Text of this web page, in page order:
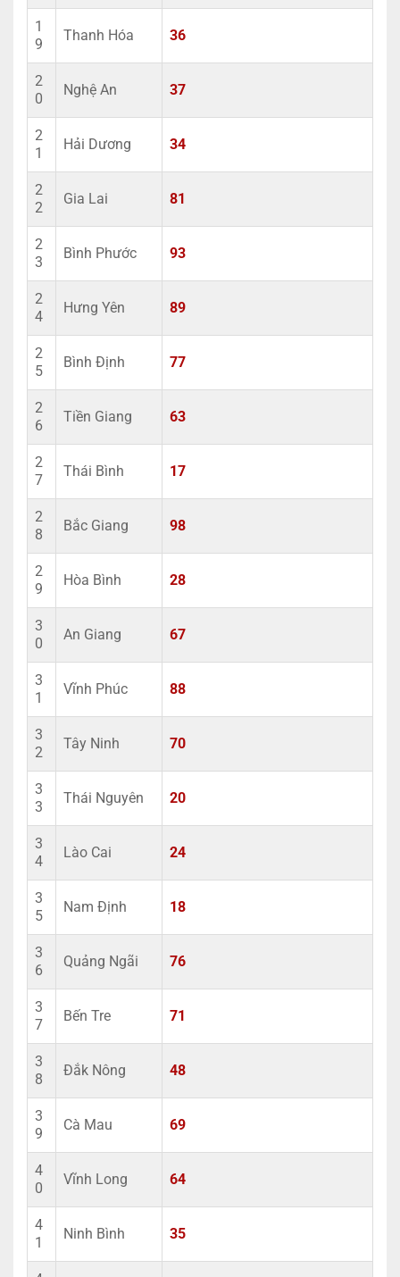
1
9
Thanh Hóa 36
2
0
Nghệ An 37
2
1
Hải Dương 34
2
2
Gia Lai 81
2
3
Bình Phước 93
2
4
Hưng Yên 89
2
5
Bình Định 77
2
6
Tiền Giang 63
2
7
Thái Bình 17
2
8
Bắc Giang 98
2
9
Hòa Bình 28
3
0
An Giang 67
3
1
Vĩnh Phúc 88
3
2
Tây Ninh 70
3
3
Thái Nguyên 20
3
4
Lào Cai 24
3
5
Nam Định 18
3
6
Quảng Ngãi 76
3
7
Bến Tre 71
3
8
Đắk Nông 48
3
9
Cà Mau 69
4
0
Vĩnh Long 64
4
1
Ninh Bình 35